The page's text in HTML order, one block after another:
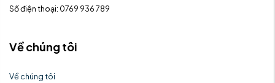
Số điện thoại: 0769 936 789
Về chúng tôi
Về chúng tôi